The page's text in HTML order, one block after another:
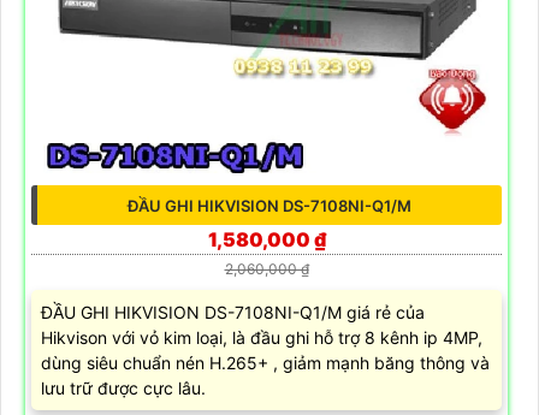
ĐẦU GHI HIKVISION DS-7108NI-Q1/M
1,580,000 ₫
2,060,000 ₫
ĐẦU GHI HIKVISION DS-7108NI-Q1/M giá rẻ của
Hikvison với vỏ kim loại, là đầu ghi hỗ trợ 8 kênh ip 4MP,
dùng siêu chuẩn nén H.265+ , giảm mạnh băng thông và
lưu trữ được cực lâu.